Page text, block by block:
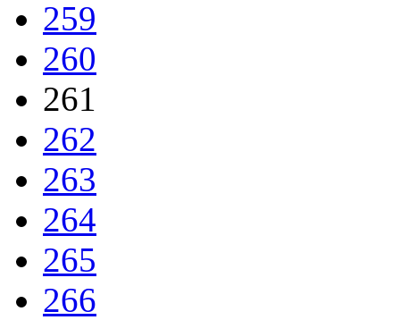
259
260
261
262
263
264
265
266